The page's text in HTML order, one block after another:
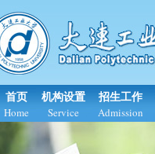
首页
Home
机构设置
Service
招生工作
Admission